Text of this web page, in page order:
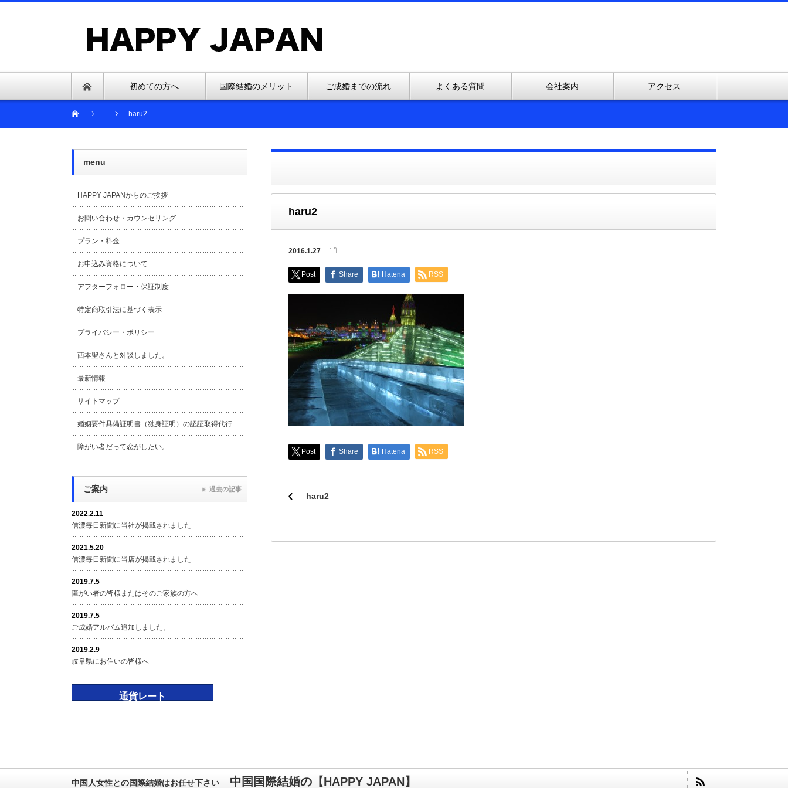
初めての方へ 国際結婚のメリット ご成婚までの流れ よくある質問 会社案内 アクセス
haru2
haru2
2016.1.27
Post Share Hatena RSS
Post Share Hatena RSS
haru2
menu
HAPPY JAPANからのご挨拶
お問い合わせ・カウンセリング
プラン・料金
お申込み資格について
アフターフォロー・保証制度
特定商取引法に基づく表示
プライバシー・ポリシー
西本聖さんと対談しました。
最新情報
サイトマップ
婚姻要件具備証明書（独身証明）の認証取得代行
障がい者だって恋がしたい。
ご案内
2022.2.11
信濃毎日新聞に当社が掲載されました
2021.5.20
信濃毎日新聞に当店が掲載されました
2019.7.5
障がい者の皆様またはそのご家族の方へ
2019.7.5
ご成婚アルバム追加しました。
2019.2.9
岐阜県にお住いの皆様へ
過去の記事
通貨レート
中国人女性との国際結婚はお任せ下さい 中国国際結婚の【HAPPY JAPAN】